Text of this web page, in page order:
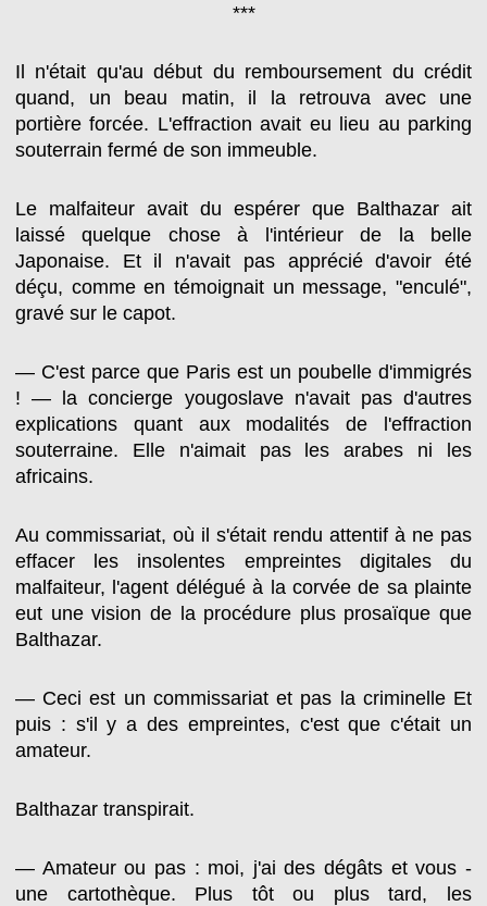
***
Il n'était qu'au début du remboursement du crédit
quand, un beau matin, il la retrouva avec une
portière forcée. L'effraction avait eu lieu au parking
souterrain fermé de son immeuble.
Le malfaiteur avait du espérer que Balthazar ait
laissé quelque chose à l'intérieur de la belle
Japonaise. Et il n'avait pas apprécié d'avoir été
déçu, comme en témoignait un message, "enculé",
gravé sur le capot.
— C'est parce que Paris est un poubelle d'immigrés
! — la concierge yougoslave n'avait pas d'autres
explications quant aux modalités de l'effraction
souterraine. Elle n'aimait pas les arabes ni les
africains.
Au commissariat, où il s'était rendu attentif à ne pas
effacer les insolentes empreintes digitales du
malfaiteur, l'agent délégué à la corvée de sa plainte
eut une vision de la procédure plus prosaïque que
Balthazar.
— Ceci est un commissariat et pas la criminelle Et
puis : s'il y a des empreintes, c'est que c'était un
amateur.
Balthazar transpirait.
— Amateur ou pas : moi, j'ai des dégâts et vous -
une cartothèque. Plus tôt ou plus tard, les